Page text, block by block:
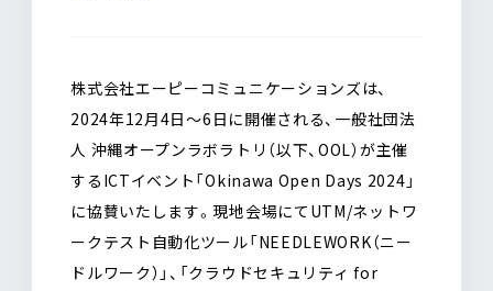
k
株式会社エーピーコミュニケーションズは、
2024年12月4日〜6日に開催される、一般社団法
人 沖縄オープンラボラトリ（以下、OOL）が主催
するICTイベント「Okinawa Open Days 2024」
に協賛いたします。現地会場にてUTM/ネットワ
ークテスト自動化ツール「NEEDLEWORK（ニー
ドルワーク）」、「クラウドセキュリティ for